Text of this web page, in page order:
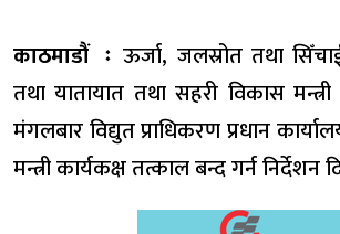
काठमाडौं ः ऊर्जा, जलस्रोत तथा
तथा यातायात तथा सहरी विकास
मंगलबार विद्युत प्राधिकरण प्रधान
मन्त्री कार्यकक्ष तत्काल बन्द गर्न निर्देशन